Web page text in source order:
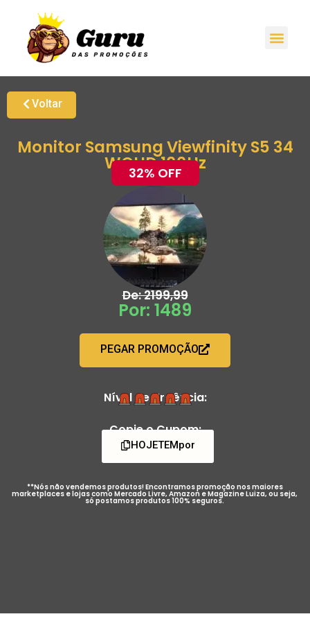
Voltar
Monitor Samsung Viewfinity S5 34
WQHD 100Hz
32% OFF
De: 2199,99
Por: 1489
PEGAR PROMOÇÃO
Nível de Urgência:
Copie o Cupom:
HOJETEMpor
**Nós não vendemos produtos! Encontramos promoção nos maiores
marketplaces e lojas como Mercado Livre, Amazon e Magazine Luiza, ou seja,
só postamos produtos 100% seguros.